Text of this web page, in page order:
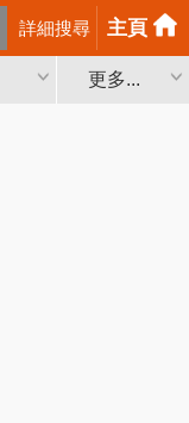
詳細搜尋 主頁
更多...